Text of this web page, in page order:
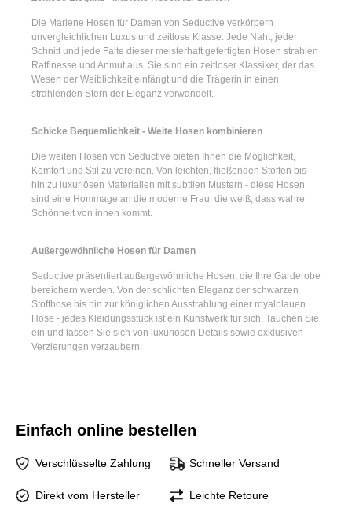
Die Marlene Hosen für Damen von Seductive verkörpern
unvergleichlichen Luxus und zeitlose Klasse. Jede Naht, jeder
Schnitt und jede Falte dieser meisterhaft gefertigten Hosen strahlen
Raffinesse und Anmut aus. Sie sind ein zeitloser Klassiker, der das
Wesen der Weiblichkeit einfängt und die Trägerin in einen
strahlenden Stern der Eleganz verwandelt.
Schicke Bequemlichkeit - Weite Hosen kombinieren
Die weiten Hosen von Seductive bieten Ihnen die Möglichkeit,
Komfort und Stil zu vereinen. Von leichten, fließenden Stoffen bis
hin zu luxuriösen Materialien mit subtilen Mustern - diese Hosen
sind eine Hommage an die moderne Frau, die weiß, dass wahre
Schönheit von innen kommt.
Außergewöhnliche Hosen für Damen
Seductive präsentiert außergewöhnliche Hosen, die Ihre Garderobe
bereichern werden. Von der schlichten Eleganz der schwarzen
Stoffhose bis hin zur königlichen Ausstrahlung einer royalblauen
Hose - jedes Kleidungsstück ist ein Kunstwerk für sich. Tauchen Sie
ein und lassen Sie sich von luxuriösen Details sowie exklusiven
Verzierungen verzaubern.
Einfach online bestellen
Verschlüsselte Zahlung Schneller Versand
Direkt vom Hersteller Leichte Retoure